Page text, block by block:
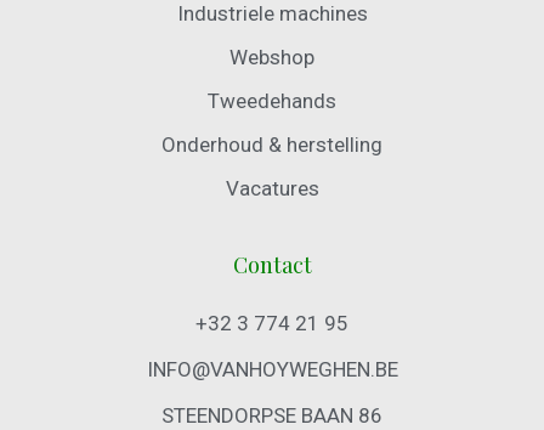
Industriele machines
Webshop
Tweedehands
Onderhoud & herstelling
Vacatures
Contact
+32 3 774 21 95
INFO@VANHOYWEGHEN.BE
STEENDORPSE BAAN 86